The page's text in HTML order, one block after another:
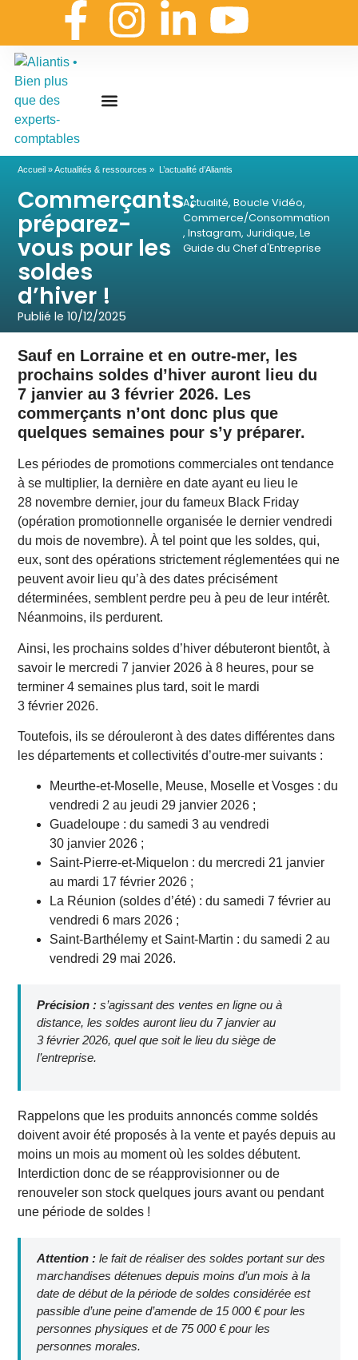
Accueil »Actualités & ressources » L’actualité d’Aliantis
Commerçants :
préparez-
vous pour les
soldes
d’hiver !
Publié le10/12/2025
Actualité, Boucle Vidéo,
Commerce/Consommation
, Instagram, Juridique, Le
Guide du Chef d'Entreprise
Sauf en Lorraine et en outre-mer, les
prochains soldes d’hiver auront lieu du
7 janvier au 3 février 2026. Les
commerçants n’ont donc plus que
quelques semaines pour s’y préparer.
Les périodes de promotions commerciales ont tendance
à se multiplier, la dernière en date ayant eu lieu le
28 novembre dernier, jour du fameux Black Friday
(opération promotionnelle organisée le dernier vendredi
du mois de novembre). À tel point que les soldes, qui,
eux, sont des opérations strictement réglementées qui ne
peuvent avoir lieu qu’à des dates précisément
déterminées, semblent perdre peu à peu de leur intérêt.
Néanmoins, ils perdurent.
Ainsi, les prochains soldes d’hiver débuteront bientôt, à
savoir le mercredi 7 janvier 2026 à 8 heures, pour se
terminer 4 semaines plus tard, soit le mardi
3 février 2026.
Toutefois, ils se dérouleront à des dates différentes dans
les départements et collectivités d’outre-mer suivants :
Meurthe-et-Moselle, Meuse, Moselle et Vosges : du
vendredi 2 au jeudi 29 janvier 2026 ;
Guadeloupe : du samedi 3 au vendredi
30 janvier 2026 ;
Saint-Pierre-et-Miquelon : du mercredi 21 janvier
au mardi 17 février 2026 ;
La Réunion (soldes d’été) : du samedi 7 février au
vendredi 6 mars 2026 ;
Saint-Barthélemy et Saint-Martin : du samedi 2 au
vendredi 29 mai 2026.
Précision : s’agissant des ventes en ligne ou à
distance, les soldes auront lieu du 7 janvier au
3 février 2026, quel que soit le lieu du siège de
l’entreprise.
Rappelons que les produits annoncés comme soldés
doivent avoir été proposés à la vente et payés depuis au
moins un mois au moment où les soldes débutent.
Interdiction donc de se réapprovisionner ou de
renouveler son stock quelques jours avant ou pendant
une période de soldes !
Attention : le fait de réaliser des soldes portant sur des
marchandises détenues depuis moins d’un mois à la
date de début de la période de soldes considérée est
passible d’une peine d’amende de 15 000 € pour les
personnes physiques et de 75 000 € pour les
personnes morales.